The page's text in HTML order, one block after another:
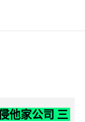
他家公司 三